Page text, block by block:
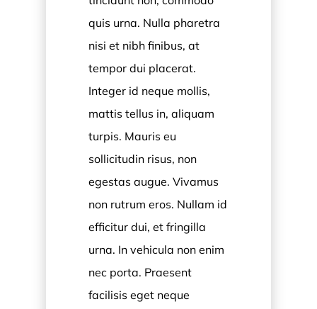
quis urna. Nulla pharetra
nisi et nibh finibus, at
tempor dui placerat.
Integer id neque mollis,
mattis tellus in, aliquam
turpis. Mauris eu
sollicitudin risus, non
egestas augue. Vivamus
non rutrum eros. Nullam id
efficitur dui, et fringilla
urna. In vehicula non enim
nec porta. Praesent
facilisis eget neque